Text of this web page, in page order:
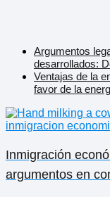
Argumentos
desarrollados:
Ventajas de la
favor de la
Inmigración
argumentos en